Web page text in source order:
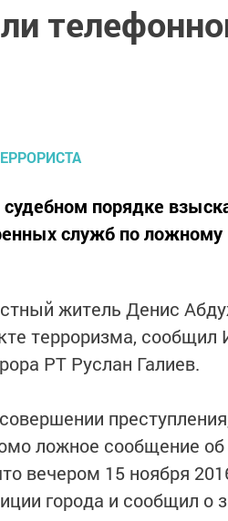
порядке
служб по
житель Денис
терроризма, сообщил
РТ Руслан Галиев.
ложное сообщение об
вечером 15 ноября
города и сообщил о